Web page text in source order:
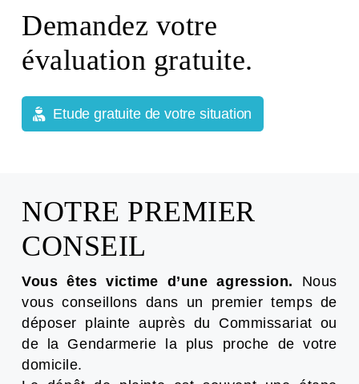
Demandez votre
évaluation gratuite.
Etude gratuite de votre situation
NOTRE PREMIER
CONSEIL
Vous êtes victime d’une agression. Nous
vous conseillons dans un premier temps de
déposer plainte auprès du Commissariat ou
de la Gendarmerie la plus proche de votre
domicile.